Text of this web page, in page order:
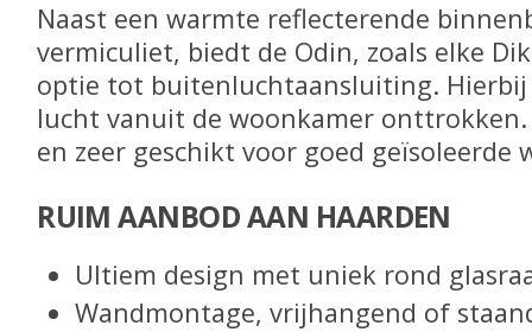
Naast een warmte reflecterende
vermiculiet, biedt de Odin, zoals elke
optie tot buitenluchtaansluiting.
lucht vanuit de woonkamer onttrokken.
en zeer geschikt voor goed geïsoleerde
RUIM AANBOD AAN HAARDEN
Ultiem design met uniek rond
Wandmontage, vrijhangend of